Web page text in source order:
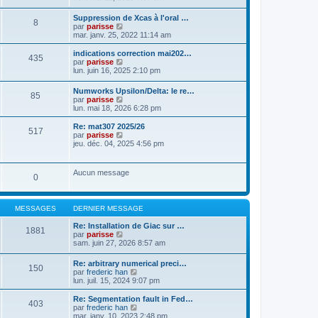
a
g
e
e
r
e
d
e
n
i
e
m
s
s
a
g
s
u
l
t
e
r
l
e
d
e
r
n
i
e
r
m
e
a
e
8
Suppression de Xcas à l'oral …
par parisse
o
n
s
l
e
r
e
d
e
n
e
r
m
s
s
a
e
mar. janv. 25, 2022 11:14 am
435
indications correction mai202…
par parisse
o
u
l
t
e
r
e
e
r
e
r
e
s
s
a
g
e
lun. juin 16, 2025 2:10 pm
85
Numworks Upsilon/Delta: le re…
par parisse
o
n
s
l
l
d
e
r
n
i
r
m
e
s
s
a
e
lun. mai 18, 2026 6:28 pm
517
Re: mat307 2025/26
par parisse
o
l
e
r
l
e
d
r
n
i
e
r
m
e
s
s
jeu. déc. 04, 2025 4:56 pm
0 Aucun message
MESSAGES DERNIER MESSAGE
1881
Re: Installation de Giac sur …
par parisse
o
u
l
t
e
r
l
sam. juin 27, 2026 8:57 am
150
Re: arbitrary numerical preci…
par frederic han
o
n
s
lun. juil. 15, 2024 9:07 pm
403
Re: Segmentation fault in Fed…
par frederic han
o
mar. janv. 10, 2023 2:48 pm